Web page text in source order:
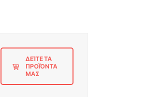
ΔΕΊΤΕ ΤΑ
ΠΡΟΪΌΝΤΑ
ΜΑΣ